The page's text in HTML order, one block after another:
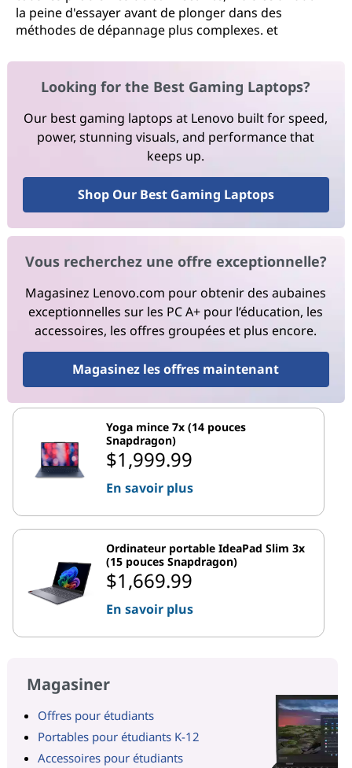
la peine d'essayer avant de plonger dans des
méthodes de dépannage plus complexes. et
Looking for the Best Gaming Laptops?
Our best gaming laptops at Lenovo built for speed,
power, stunning visuals, and performance that
keeps up.
Shop Our Best Gaming Laptops
Vous recherchez une offre exceptionnelle?
Magasinez Lenovo.com pour obtenir des aubaines
exceptionnelles sur les PC A+ pour l’éducation, les
accessoires, les offres groupées et plus encore.
Magasinez les offres maintenant
Yoga mince 7x (14 pouces
Snapdragon)
$1,999.99
En savoir plus
Ordinateur portable IdeaPad Slim 3x
(15 pouces Snapdragon)
$1,669.99
En savoir plus
Magasiner
Offres pour étudiants
Portables pour étudiants K-12
Accessoires pour étudiants